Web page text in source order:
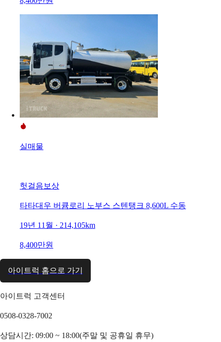
실매물
헛걸음보상
타타대우 버큠로리 노부스 스텐탱크 8,600L 수동
19년 11월 · 214,105km
8,400만원
아이트럭 홈으로 가기
아이트럭 고객센터
0508-0328-7002
상담시간: 09:00 ~ 18:00(주말 및 공휴일 휴무)